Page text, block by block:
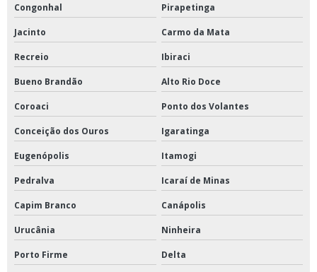
Congonhal Pirapetinga
Jacinto Carmo da Mata
Recreio Ibiraci
Bueno Brandão Alto Rio Doce
Coroaci Ponto dos Volantes
Conceição dos Ouros Igaratinga
Eugenópolis Itamogi
Pedralva Icaraí de Minas
Capim Branco Canápolis
Urucânia Ninheira
Porto Firme Delta